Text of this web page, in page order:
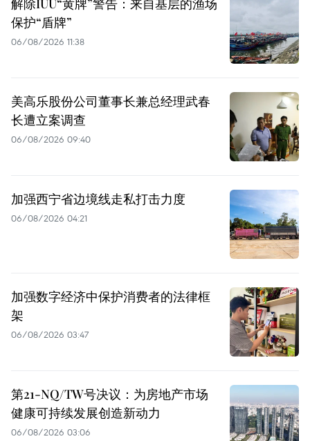
解除IUU“黄牌”警告：来自基层的渔场
保护“盾牌”
06/08/2026 11:38
美高乐股份公司董事长兼总经理武春
长遭立案调查
06/08/2026 09:40
加强西宁省边境线走私打击力度
06/08/2026 04:21
加强数字经济中保护消费者的法律框
架
06/08/2026 03:47
第21-NQ/TW号决议：为房地产市场
健康可持续发展创造新动力
06/08/2026 03:06